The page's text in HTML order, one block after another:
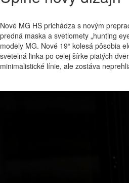
Nové MG HS prichádza s novým
predná maska a svetlomety „hunting
modely MG. Nové 19“ kolesá pôsobia
svetelná linka po celej šírke piatých
minimalistické línie, ale zostáva